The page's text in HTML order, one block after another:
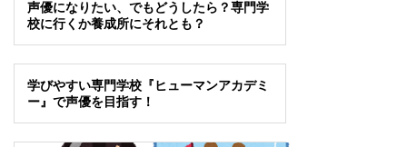
声優になりたい、でもどうしたら？専門学
校に行くか養成所にそれとも？
学びやすい専門学校『ヒューマンアカデミ
ー』で声優を目指す！